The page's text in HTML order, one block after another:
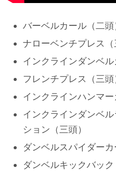
バーベルカール（二頭
ナローベンチプレス（
インクラインダンベル
フレンチプレス（三頭
インクラインハンマー
インクラインダンベ
ション（三頭）
ダンベルスパイダーカ
ダンベルキックバック